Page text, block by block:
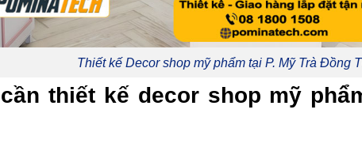
Thiết kế Decor shop mỹ phẩm tại P. Mỹ Trà Đồng
thiết kế decor shop mỹ